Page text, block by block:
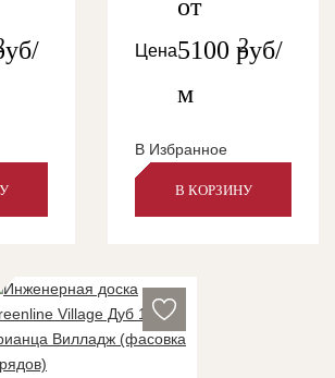
Цена
от
5100 руб/
м
2
В Избранное
В КОРЗИНУ